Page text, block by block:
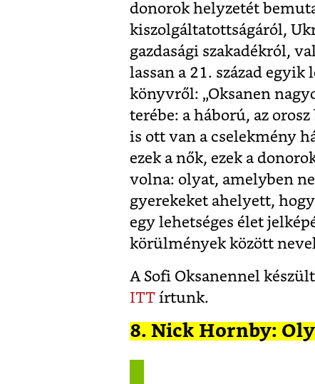
donorok helyzetét
kiszolgáltatottságáról,
gazdasági szakadékról,
lassan a 21. század
könyvről: „Oksanen
terébe: a háború, az
is ott van a cselekmény
ezek a nők, ezek a
volna: olyat, amelyben
gyerekeket ahelyett,
egy lehetséges élet
körülmények között
A Sofi Oksanennel
ITT írtunk.
8. Nick Hornby: